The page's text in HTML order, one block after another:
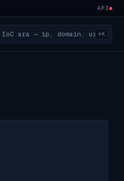
API
⌘K